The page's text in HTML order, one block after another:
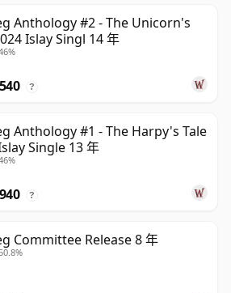
Anthology #2 - The Unicorn's
Islay Singl 14 年
?
Anthology #1 - The Harpy's Tale
Single 13 年
?
Committee Release 8 年